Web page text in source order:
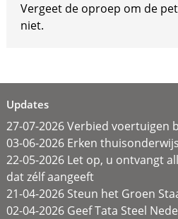
Vergeet de oproep om de
niet.
Updates
27-07-2026 Verbied voertuigen
03-06-2026 Erken
22-05-2026 Let op, u ontvangt
dat zélf aangeeft
21-04-2026 Steun het Groen
02-04-2026 Geef Tata Steel